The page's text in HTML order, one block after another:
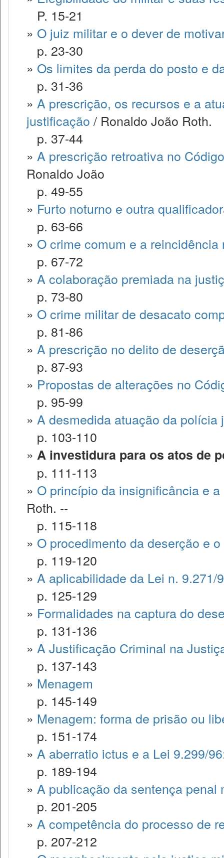
P. 15-21
» O juiz militar e o dever de
p. 23-30
» Os limites da perda do posto e
p. 31-36
» A prescrição, os recursos e a
justificação / Ronaldo João Roth.
p. 37-44
» A prescrição retroativa no
Ronaldo João
p. 49-55
» Furto noturno e outra
p. 63-66
» O crime comum e a reincidência
p. 67-72
» A colaboração premiada na
p. 73-80
» O crime militar de desacato
p. 81-86
» A prescrição no delito de
p. 87-93
» Propostas de alterações no
p. 95-99
» A desmedida atuação da polícia
p. 103-110
» A investidura para os atos de
p. 111-113
» O princípio da insignificância e
Roth. --
p. 115-118
» O procedimento da deserção e
p. 119-120
» A aplicabilidade da Lei n. 9.271/
p. 125-129
» Formalidades na captura do
p. 131-136
» A Justificação Criminal na
p. 137-143
» Menagem
p. 145-149
» Menagem: forma de prisão ou
p. 151-174
» A aberratio ictus e a Lei 9.299/
p. 189-194
» A publicação da sentença penal
p. 201-205
» A competência do processo de
p. 207-212